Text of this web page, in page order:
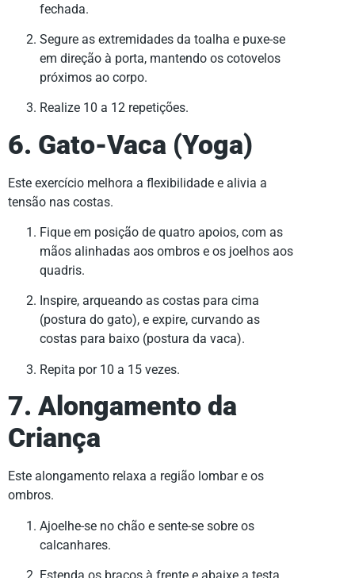
fechada.
Segure as extremidades da toalha e puxe-se
em direção à porta, mantendo os cotovelos
próximos ao corpo.
Realize 10 a 12 repetições.
6. Gato-Vaca (Yoga)
Este exercício melhora a flexibilidade e alivia a
tensão nas costas.
Fique em posição de quatro apoios, com as
mãos alinhadas aos ombros e os joelhos aos
quadris.
Inspire, arqueando as costas para cima
(postura do gato), e expire, curvando as
costas para baixo (postura da vaca).
Repita por 10 a 15 vezes.
7. Alongamento da
Criança
Este alongamento relaxa a região lombar e os
ombros.
Ajoelhe-se no chão e sente-se sobre os
calcanhares.